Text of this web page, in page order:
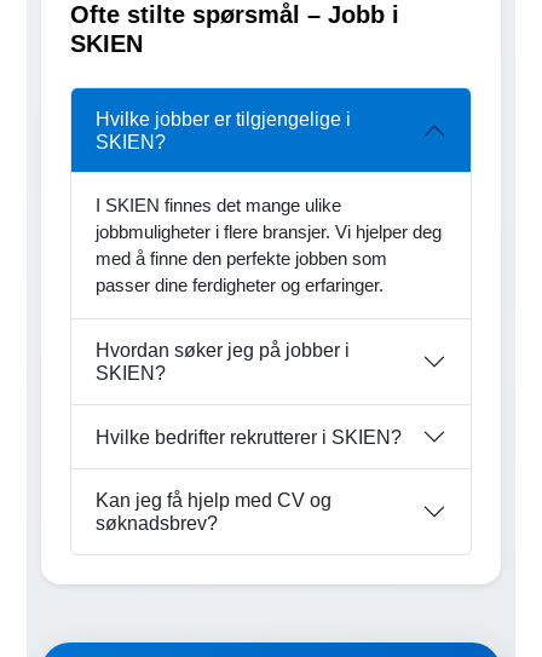
Ofte stilte spørsmål – Jobb i
SKIEN
Hvilke jobber er tilgjengelige i
SKIEN?
I SKIEN finnes det mange ulike
jobbmuligheter i flere bransjer. Vi hjelper deg
med å finne den perfekte jobben som
passer dine ferdigheter og erfaringer.
Hvordan søker jeg på jobber i
SKIEN?
Hvilke bedrifter rekrutterer i SKIEN?
Kan jeg få hjelp med CV og
søknadsbrev?